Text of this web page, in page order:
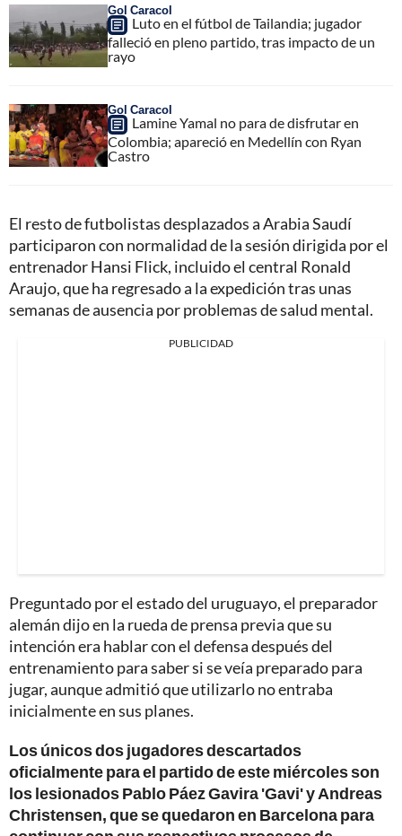
Gol Caracol
Luto en el fútbol de Tailandia; jugador
falleció en pleno partido, tras impacto de un
rayo
Gol Caracol
Lamine Yamal no para de disfrutar en
Colombia; apareció en Medellín con Ryan
Castro
El resto de futbolistas desplazados a Arabia Saudí
participaron con normalidad de la sesión dirigida por el
entrenador Hansi Flick, incluido el central Ronald
Araujo, que ha regresado a la expedición tras unas
semanas de ausencia por problemas de salud mental.
PUBLICIDAD
Preguntado por el estado del uruguayo, el preparador
alemán dijo en la rueda de prensa previa que su
intención era hablar con el defensa después del
entrenamiento para saber si se veía preparado para
jugar, aunque admitió que utilizarlo no entraba
inicialmente en sus planes.
Los únicos dos jugadores descartados
oficialmente para el partido de este miércoles son
los lesionados Pablo Páez Gavira 'Gavi' y Andreas
Christensen, que se quedaron en Barcelona para